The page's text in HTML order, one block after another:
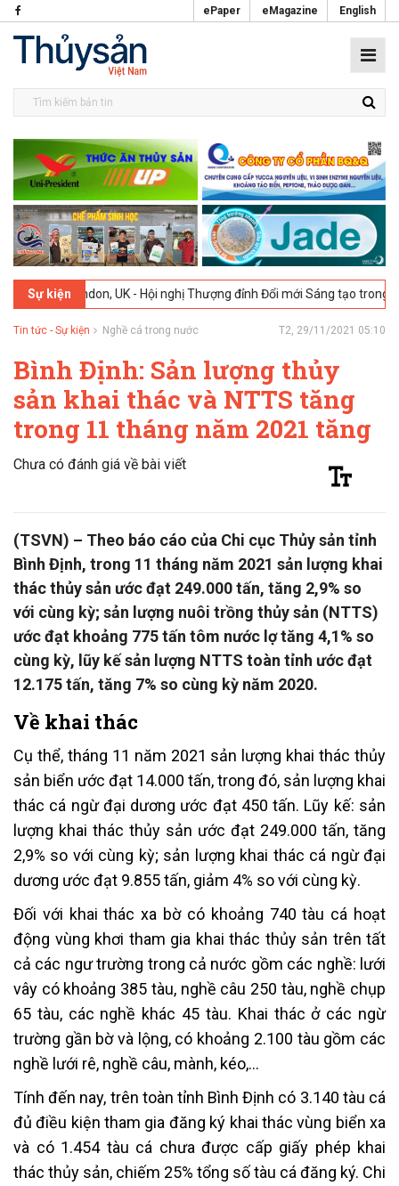
ePaper eMagazine English
Sự kiện
London, UK - Hội nghị Thượng đỉnh Đổi mới Sáng tạo trong Ngành
Tin tức - Sự kiện Nghề cá trong nước T2, 29/11/2021 05:10
Bình Định: Sản lượng thủy
sản khai thác và NTTS tăng
trong 11 tháng năm 2021 tăng
Chưa có đánh giá về bài viết
(TSVN) – Theo báo cáo của Chi cục Thủy sản tỉnh
Bình Định, trong 11 tháng năm 2021 sản lượng khai
thác thủy sản ước đạt 249.000 tấn, tăng 2,9% so
với cùng kỳ; sản lượng nuôi trồng thủy sản (NTTS)
ước đạt khoảng 775 tấn tôm nước lợ tăng 4,1% so
cùng kỳ, lũy kế sản lượng NTTS toàn tỉnh ước đạt
12.175 tấn, tăng 7% so cùng kỳ năm 2020.
Về khai thác
Cụ thể, tháng 11 năm 2021 sản lượng khai thác thủy
sản biển ước đạt 14.000 tấn, trong đó, sản lượng khai
thác cá ngừ đại dương ước đạt 450 tấn. Lũy kế: sản
lượng khai thác thủy sản ước đạt 249.000 tấn, tăng
2,9% so với cùng kỳ; sản lượng khai thác cá ngừ đại
dương ước đạt 9.855 tấn, giảm 4% so với cùng kỳ.
Đối với khai thác xa bờ có khoảng 740 tàu cá hoạt
động vùng khơi tham gia khai thác thủy sản trên tất
cả các ngư trường trong cả nước gồm các nghề: lưới
vây có khoảng 385 tàu, nghề câu 250 tàu, nghề chụp
65 tàu, các nghề khác 45 tàu. Khai thác ở các ngừ
trường gần bờ và lộng, có khoảng 2.100 tàu gồm các
nghề lưới rê, nghề câu, mành, kéo,…
Tính đến nay, trên toàn tỉnh Bình Định có 3.140 tàu cá
đủ điều kiện tham gia đăng ký khai thác vùng biển xa
và có 1.454 tàu cá chưa được cấp giấy phép khai
thác thủy sản, chiếm 25% tổng số tàu cá đăng ký. Chi